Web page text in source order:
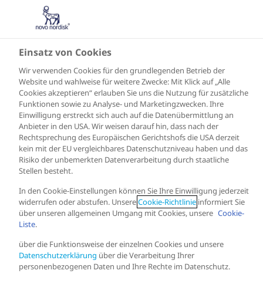
Einsatz von Cookies
Wir verwenden Cookies für den grundlegenden Betrieb der
Website und wahlweise für weitere Zwecke: Mit Klick auf „Alle
Cookies akzeptieren“ erlauben Sie uns die Nutzung für zusätzliche
Funktionen sowie zu Analyse- und Marketingzwecken. Ihre
Einwilligung erstreckt sich auch auf die Datenübermittlung an
Anbieter in den USA. Wir weisen darauf hin, dass nach der
Rechtsprechung des Europäischen Gerichtshofs die USA derzeit
kein mit der EU vergleichbares Datenschutzniveau haben und das
Risiko der unbemerkten Datenverarbeitung durch staatliche
Stellen besteht.
In den Cookie-Einstellungen können Sie Ihre Einwilligung jederzeit
widerrufen oder abstufen. UnsereCookie-Richtlinie informiert Sie
über unseren allgemeinen Umgang mit Cookies, unsere Cookie-
Liste.
über die Funktionsweise der einzelnen Cookies und unsere
Datenschutzerklärung über die Verarbeitung Ihrer
personenbezogenen Daten und Ihre Rechte im Datenschutz.